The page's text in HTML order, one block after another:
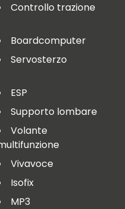
Controllo trazione
Boardcomputer
Servosterzo
ESP
Supporto lombare
Volante
Vivavoce
Isofix
MP3